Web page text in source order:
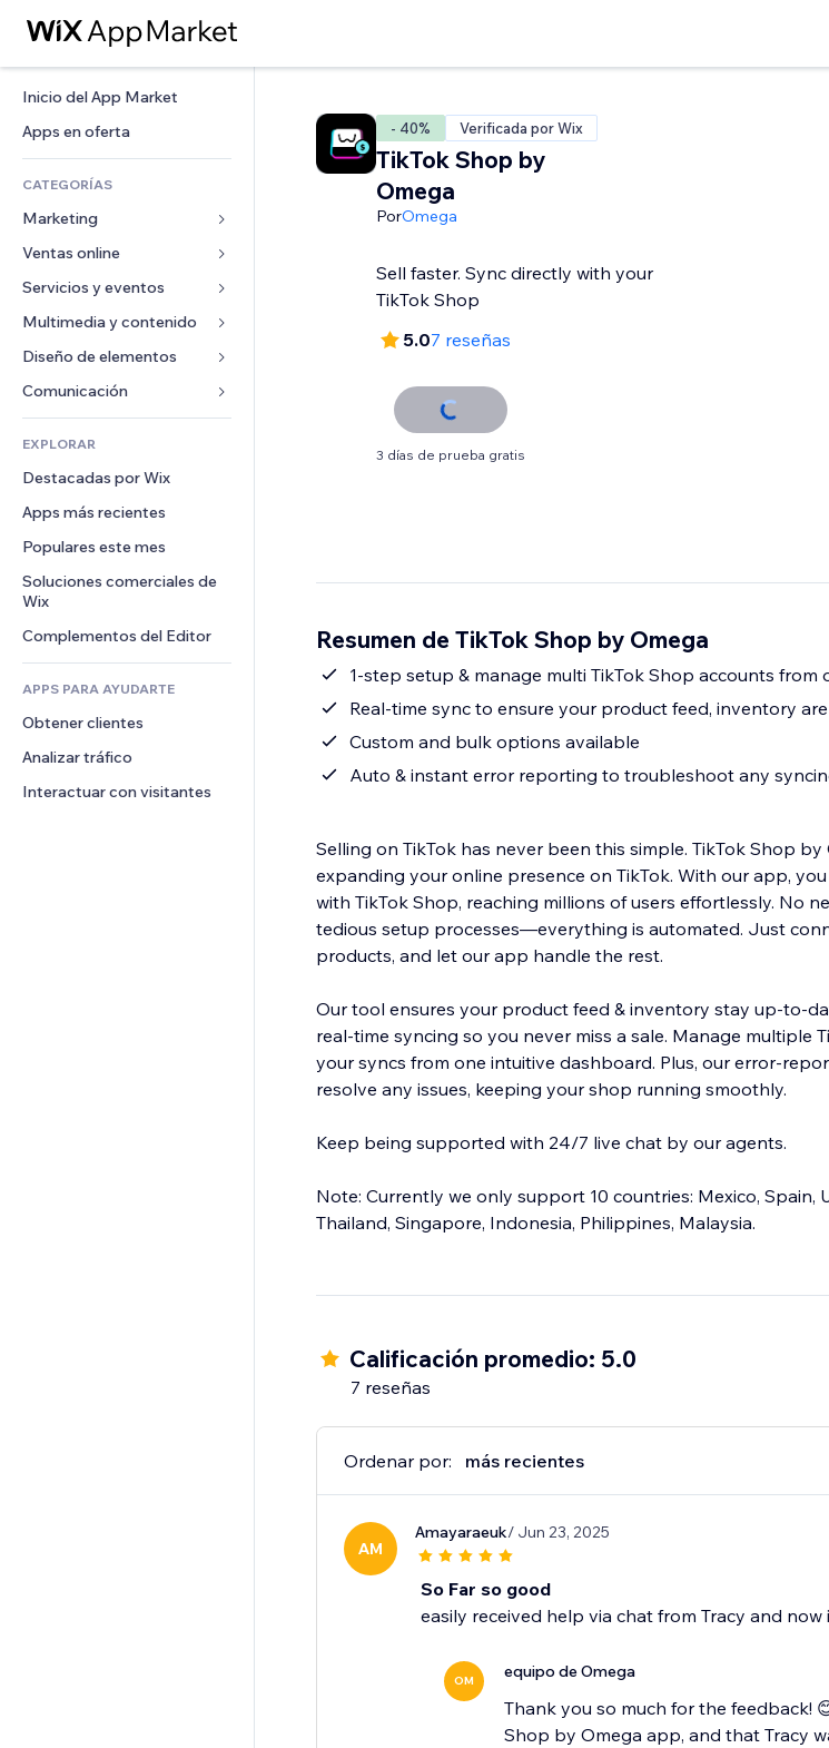
Inicio del App Market
Apps en oferta
CATEGORÍAS
Marketing
Anuncios
Móvil
Analíticas
Anuncios del sitio
Email
Ventas online
Apps para tiendas
Envíos y entregas
Botones de venta
Contabilidad
Cupones y fidelización
Almacenamiento de mercancía
Crowdfunding
Alimentos y bebidas
Servicios y eventos
Hoteles
Eventos
Restaurantes
Inmobiliarias
Reservas
Multimedia y contenido
Galerías
Música
Pódcast
Fotografía
Video
PDF
Compartir archivos
Noticias
Servicios de contenido
Efectos de texto
Diseño de elementos
Mapas y navegación
Privacidad y seguridad
Reloj
Plantillas para páginas
Efectos de imágenes
Botones y menús
Banners e insignias
Calculadoras
Buscar
Formularios
Encuestas
Chat
Comentarios
Teléfono
Comunidad
Reseñas y testimonios
EXPLORAR
Destacadas por Wix
Apps más recientes
Populares este mes
Soluciones comerciales de
Wix
Complementos del Editor
APPS PARA AYUDARTE
Obtener clientes
Analizar tráfico
Interactuar con visitantes
- 40% Verificada por Wix
TikTok Shop by
Omega
PorOmega
Sell faster. Sync directly with your
TikTok Shop
5.07 reseñas
3 días de prueba gratis
Resumen de TikTok Shop by Omega
1-step setup & manage multi TikTok Shop accounts from
Real-time sync to ensure your product feed, inventory
Custom and bulk options available
Auto & instant error reporting to troubleshoot any
Selling on TikTok has never been this simple. TikTok Shop
expanding your online presence on TikTok. With our app,
with TikTok Shop, reaching millions of users effortlessly. No
tedious setup processes—everything is automated. Just
products, and let our app handle the rest.
Our tool ensures your product feed & inventory stay up-to-
real-time syncing so you never miss a sale. Manage multiple
your syncs from one intuitive dashboard. Plus, our error-
resolve any issues, keeping your shop running smoothly.
Keep being supported with 24/7 live chat by our agents.
Note: Currently we only support 10 countries: Mexico, Spain,
Thailand, Singapore, Indonesia, Philippines, Malaysia.
Calificación promedio: 5.0
7 reseñas
Ordenar por: más recientes
AM
Amayaraeuk/ Jun 23, 2025
So Far so good
easily received help via chat from Tracy and
OM equipo de Omega
Thank you so much for the feedback!
Shop by Omega app, and that Tracy